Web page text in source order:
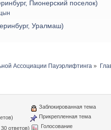
Пионерский поселок)
Уралмаш)
Ассоциации Пауэрлифтинга »
ответов)
Заблокированная тема
Прикрепленная тема
Голосование